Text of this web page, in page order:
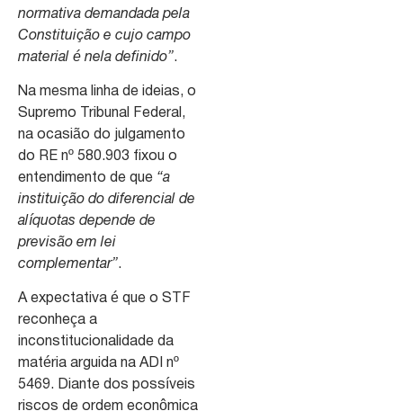
normativa demandada pela
Constituição e cujo campo
material é nela definido”.
Na mesma linha de ideias, o
Supremo Tribunal Federal,
na ocasião do julgamento
do RE nº 580.903 fixou o
entendimento de que “a
instituição do diferencial de
alíquotas depende de
previsão em lei
complementar”.
A expectativa é que o STF
reconheça a
inconstitucionalidade da
matéria arguida na ADI nº
5469. Diante dos possíveis
riscos de ordem econômica